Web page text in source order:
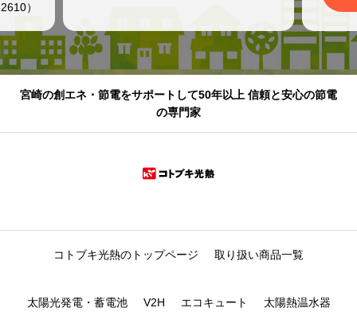
）
宮崎の創エネ・節電をサポートして50年以上 信頼と安心の節電
の専門家
コトブキ光熱のトップページ 取り扱い商品一覧
太陽光発電・蓄電池 V2H エコキュート 太陽熱温水器